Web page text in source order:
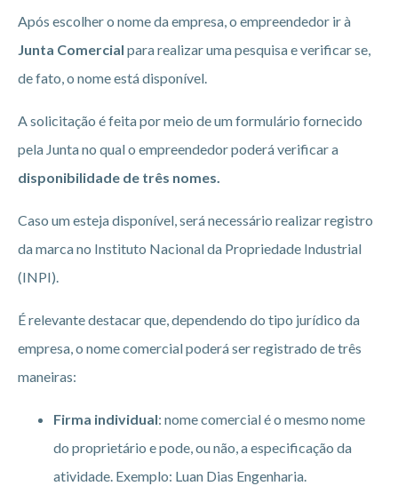
Após escolher o nome da empresa, o empreendedor ir à
Junta Comercial para realizar uma pesquisa e verificar se,
de fato, o nome está disponível.
A solicitação é feita por meio de um formulário fornecido
pela Junta no qual o empreendedor poderá verificar a
disponibilidade de três nomes.
Caso um esteja disponível, será necessário realizar registro
da marca no Instituto Nacional da Propriedade Industrial
(INPI).
É relevante destacar que, dependendo do tipo jurídico da
empresa, o nome comercial poderá ser registrado de três
maneiras:
Firma individual: nome comercial é o mesmo nome
do proprietário e pode, ou não, a especificação da
atividade. Exemplo: Luan Dias Engenharia.